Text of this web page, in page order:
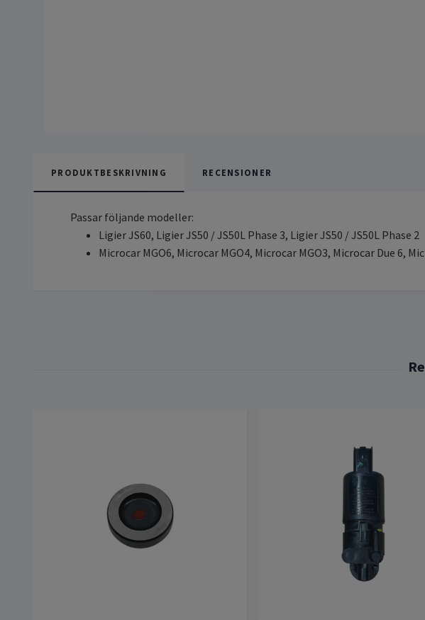
PRODUKTBESKRIVNING RECENSIONER
Passar följande modeller:
Ligier JS60, Ligier JS50 / JS50L Phase 3, Ligier JS50 / JS50L Phase 2
Microcar MGO6, Microcar MGO4, Microcar MGO3, Microcar Due 6,